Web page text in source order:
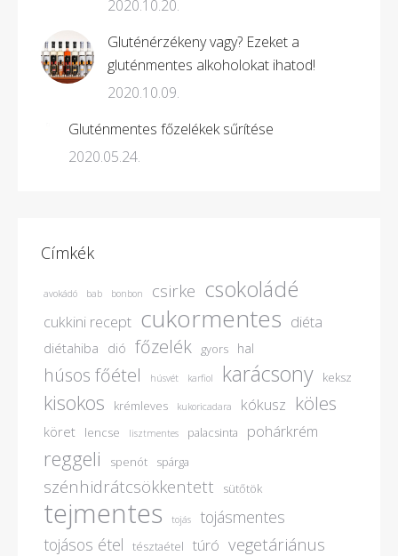
2020.10.20.
Gluténérzékeny vagy? Ezeket a
gluténmentes alkoholokat ihatod!
2020.10.09.
Gluténmentes főzelékek sűrítése
2020.05.24.
Címkék
avokádó bab bonbon csirke csokoládé
cukkini recept cukormentes diéta
diétahiba dió főzelék gyors hal
húsos főétel húsvét karfiol karácsony keksz
kisokos krémleves kukoricadara kókusz köles
köret lencse lisztmentes palacsinta pohárkrém
reggeli spenót spárga
szénhidrátcsökkentett sütőtök
tejmentes tojás
tojásmentes
tojásos étel
tésztaétel túró vegetáriánus